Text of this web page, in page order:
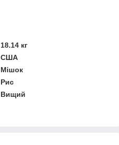
18.14 кг
США
Мішок
Рис
Вищий